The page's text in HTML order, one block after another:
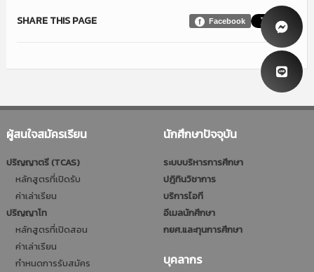
Facebook
SHARE THIS PAGE
ผู้สนใจสมัครเรียน
ปริญญาตรี (TCAS)
หลักสูตรที่เปิดรับ
ค่าเล่าเรียน
ปริญญาโท
หลักสูตรที่เปิดสอน
ค่าเล่าเรียน
กำหนดการรับสมัคร
นักศึกษาปัจจุบัน
ระบบบริหารการศึกษา
ปฎิทินวิชาการ
บริการไอที
อีเมลนักศึกษา
กยศ.และทุนการศึกษา
บุคลากร